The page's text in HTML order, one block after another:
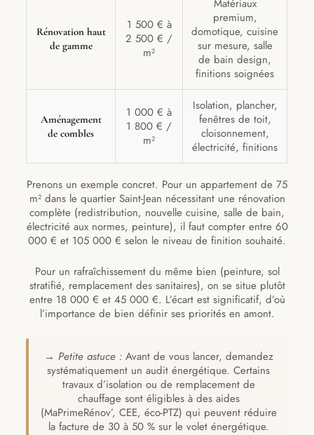
Rénovation haut
de gamme
1 500 € à
2 500 € /
m²
Matériaux
premium,
domotique, cuisine
sur mesure, salle
de bain design,
finitions soignées
Aménagement
de combles
1 000 € à
1 800 € /
m²
Isolation, plancher,
fenêtres de toit,
cloisonnement,
électricité, finitions
Prenons un exemple concret. Pour un appartement de 75
m² dans le quartier Saint-Jean nécessitant une rénovation
complète (redistribution, nouvelle cuisine, salle de bain,
électricité aux normes, peinture), il faut compter entre 60
000 € et 105 000 € selon le niveau de finition souhaité.
Pour un rafraîchissement du même bien (peinture, sol
stratifié, remplacement des sanitaires), on se situe plutôt
entre 18 000 € et 45 000 €. L’écart est significatif, d’où
l’importance de bien définir ses priorités en amont.
→ Petite astuce :Avant de vous lancer, demandez
systématiquement un audit énergétique. Certains
travaux d’isolation ou de remplacement de
chauffage sont éligibles à des aides
(MaPrimeRénov’, CEE, éco-PTZ) qui peuvent réduire
la facture de 30 à 50 % sur le volet énergétique.